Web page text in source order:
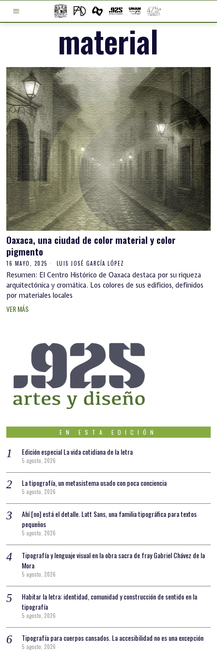
material
Oaxaca, una ciudad de color material y color
pigmento
16 MAYO, 2025 LUIS JOSÉ GARCÍA LÓPEZ
Resumen: El Centro Histórico de Oaxaca destaca por su riqueza
arquitectónica y cromática. Los colores de sus edificios, definidos
por materiales locales
VER MÁS
EN ESTA EDICIÓN
Edición especial La vida cotidiana de la letra
5 agosto, 2026
La tipografía, un metasistema usado con poca conciencia
5 agosto, 2026
Ahí [no] está el detalle. Latt Sans, una familia tipográfica para textos
pequeños
5 agosto, 2026
Tipografía y lenguaje visual en la obra sacra de fray Gabriel Chávez de la
Mora
5 agosto, 2026
Habitar la letra: identidad, comunidad y construcción de sentido en la
tipografía
5 agosto, 2026
Tipografía para cuerpos cansados. La accesibilidad no es una excepción
5 agosto, 2026